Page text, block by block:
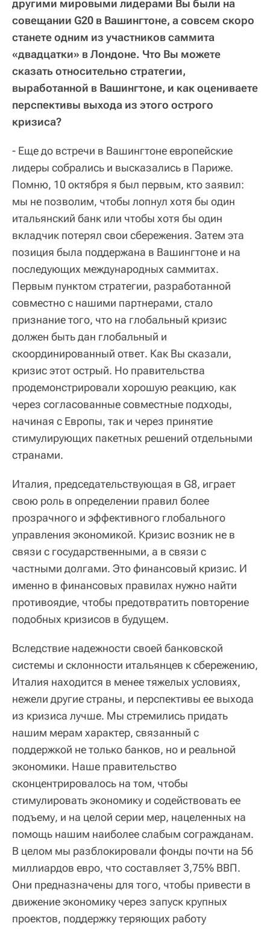
другими мировыми лидерами Вы были на
совещании G20 в Вашингтоне, а совсем скоро
станете одним из участников саммита
«двадцатки» в Лондоне. Что Вы можете
сказать относительно стратегии,
выработанной в Вашингтоне, и как оцениваете
перспективы выхода из этого острого
кризиса?
- Еще до встречи в Вашингтоне европейские
лидеры собрались и высказались в Париже.
Помню, 10 октября я был первым, кто заявил:
мы не позволим, чтобы лопнул хотя бы один
итальянский банк или чтобы хотя бы один
вкладчик потерял свои сбережения. Затем эта
позиция была поддержана в Вашингтоне и на
последующих международных саммитах.
Первым пунктом стратегии, разработанной
совместно с нашими партнерами, стало
признание того, что на глобальный кризис
должен быть дан глобальный и
скоординированный ответ. Как Вы сказали,
кризис этот острый. Но правительства
продемонстрировали хорошую реакцию, как
через согласованные совместные подходы,
начиная с Европы, так и через принятие
стимулирующих пакетных решений отдельными
странами.
Италия, председательствующая в G8, играет
свою роль в определении правил более
прозрачного и эффективного глобального
управления экономикой. Кризис возник не в
связи с государственными, а в связи с
частными долгами. Это финансовый кризис. И
именно в финансовых правилах нужно найти
противоядие, чтобы предотвратить повторение
подобных кризисов в будущем.
Вследствие надежности своей банковской
системы и склонности итальянцев к сбережению,
Италия находится в менее тяжелых условиях,
нежели другие страны, и перспективы ее выхода
из кризиса лучше. Мы стремились придать
нашим мерам характер, связанный с
поддержкой не только банков, но и реальной
экономики. Наше правительство
сконцентрировалось на том, чтобы
стимулировать экономику и содействовать ее
подъему, и на целой серии мер, нацеленных на
помощь нашим наиболее слабым согражданам.
В целом мы разблокировали фонды почти на 56
миллиардов евро, что составляет 3,75% ВВП.
Они предназначены для того, чтобы привести в
движение экономику через запуск крупных
проектов, поддержку теряющих работу